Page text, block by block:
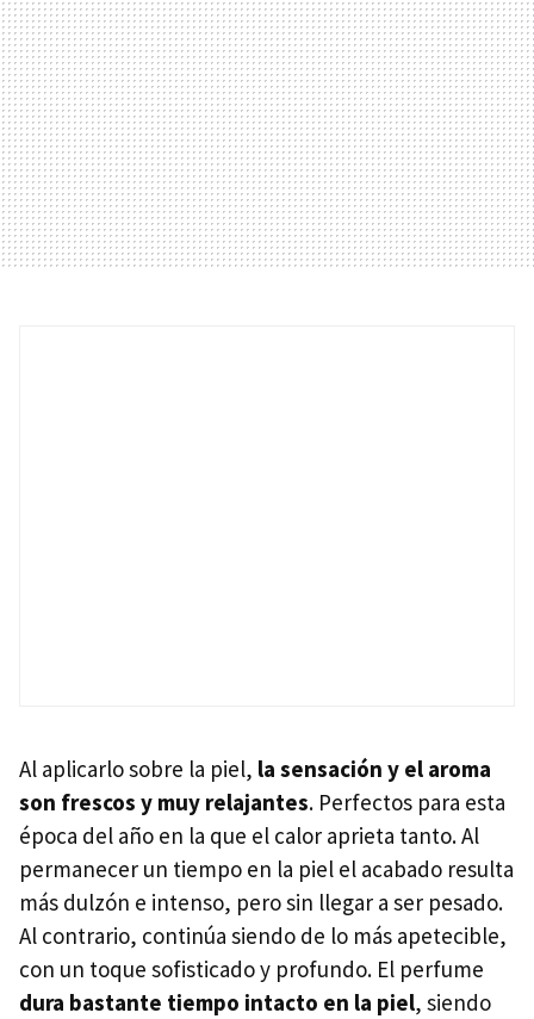
Al aplicarlo sobre la piel, la sensación y el aroma
son frescos y muy relajantes. Perfectos para esta
época del año en la que el calor aprieta tanto. Al
permanecer un tiempo en la piel el acabado resulta
más dulzón e intenso, pero sin llegar a ser pesado.
Al contrario, continúa siendo de lo más apetecible,
con un toque sofisticado y profundo. El perfume
dura bastante tiempo intacto en la piel, siendo